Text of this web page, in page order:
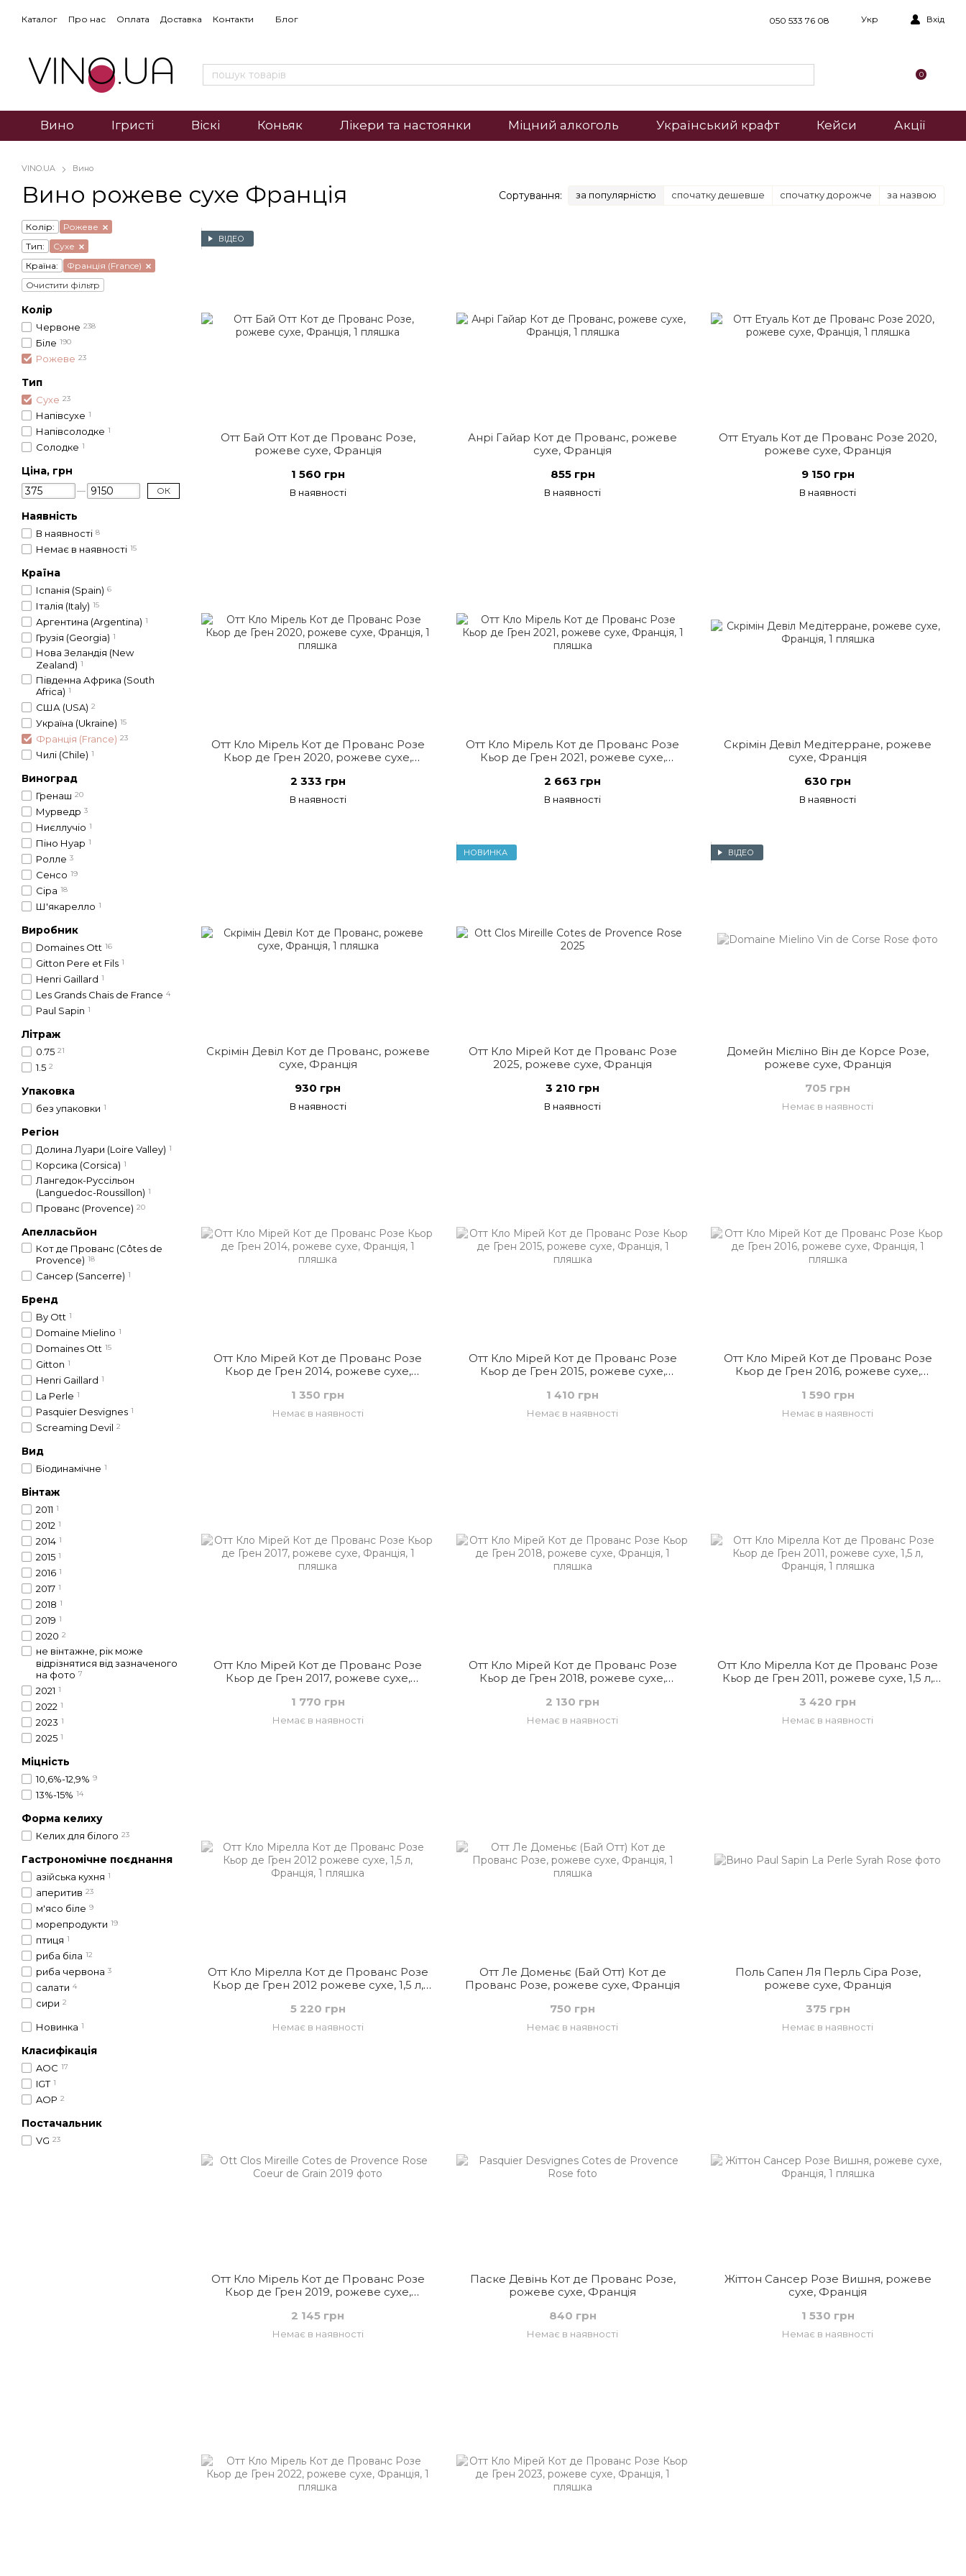
Каталог Про нас Оплата Доставка Контакти Блог 050 533 76 08 Укр Вхід
0
Вино Ігристі Віскі Коньяк Лікери та настоянки Міцний алкоголь Український крафт Кейси Акції
VINO.UA Вино
Вино рожеве сухе Франція Сортування: за популярністю спочатку дешевше спочатку дорожче за назвою
ВІДЕО
Отт Бай Отт Кот де Прованс Розе,
рожеве сухе, Франція
1 560 грн
В наявності
Анрі Гайар Кот де Прованс, рожеве
сухе, Франція
855 грн
В наявності
Отт Етуаль Кот де Прованс Розе 2020,
рожеве сухе, Франція
9 150 грн
В наявності
Отт Кло Мірель Кот де Прованс Розе
Кьор де Грен 2020, рожеве сухе,
2 333 грн
В наявності
Отт Кло Мірель Кот де Прованс Розе
Кьор де Грен 2021, рожеве сухе,
2 663 грн
В наявності
Скрімін Девіл Медітерране, рожеве
сухе, Франція
630 грн
В наявності
Скрімін Девіл Кот де Прованс, рожеве
сухе, Франція
930 грн
В наявності
НОВИНКА
Отт Кло Мірей Кот де Прованс Розе
2025, рожеве сухе, Франція
3 210 грн
В наявності
ВІДЕО
Домейн Мієліно Він де Корсе Розе,
рожеве сухе, Франція
705 грн
Немає в наявності
Отт Кло Мірей Кот де Прованс Розе
Кьор де Грен 2014, рожеве сухе,
1 350 грн
Немає в наявності
Отт Кло Мірей Кот де Прованс Розе
Кьор де Грен 2015, рожеве сухе,
1 410 грн
Немає в наявності
Отт Кло Мірей Кот де Прованс Розе
Кьор де Грен 2016, рожеве сухе,
1 590 грн
Немає в наявності
Отт Кло Мірей Кот де Прованс Розе
Кьор де Грен 2017, рожеве сухе,
1 770 грн
Немає в наявності
Отт Кло Мірей Кот де Прованс Розе
Кьор де Грен 2018, рожеве сухе,
2 130 грн
Немає в наявності
Отт Кло Мірелла Кот де Прованс Розе
Кьор де Грен 2011, рожеве сухе, 1,5 л,
3 420 грн
Немає в наявності
Отт Кло Мірелла Кот де Прованс Розе
Кьор де Грен 2012 рожеве сухе, 1,5 л,
5 220 грн
Немає в наявності
Отт Ле Доменьє (Бай Отт) Кот де
Прованс Розе, рожеве сухе, Франція
750 грн
Немає в наявності
Поль Сапен Ля Перль Сіра Розе,
рожеве сухе, Франція
375 грн
Немає в наявності
Отт Кло Мірель Кот де Прованс Розе
Кьор де Грен 2019, рожеве сухе,
2 145 грн
Немає в наявності
Паске Девінь Кот де Прованс Розе,
рожеве сухе, Франція
840 грн
Немає в наявності
Жіттон Сансер Розе Вишня, рожеве
сухе, Франція
1 530 грн
Немає в наявності
Колір:
Рожеве
Тип:
Сухе
Країна:
Франція (France)
Очистити фільтр
Колір
Червоне 238
Біле 190
Рожеве 23
Тип
Сухе 23
Напівсухе 1
Напівсолодке 1
Солодке 1
Ціна, грн
ОК
Наявність
В наявності 8
Немає в наявності 15
Країна
Іспанія (Spain) 6
Італія (Italy) 15
Аргентина (Argentina) 1
Грузія (Georgia) 1
Нова Зеландія (New
Zealand) 1
Південна Африка (South
Africa) 1
США (USA) 2
Україна (Ukraine) 15
Франція (France) 23
Чилі (Chile) 1
Виноград
Гренаш 20
Мурведр 3
Ниєллучіо 1
Піно Нуар 1
Ролле 3
Сенсо 19
Сіра 18
Ш'якарелло 1
Виробник
Domaines Ott 16
Gitton Pere et Fils 1
Henri Gaillard 1
Les Grands Chais de France 4
Paul Sapin 1
Літраж
0.75 21
1.5 2
Упаковка
без упаковки 1
Регіон
Долина Луари (Loire Valley) 1
Корсика (Corsica) 1
Лангедок-Русcільон
(Languedoc-Roussillon) 1
Прованс (Provence) 20
Апелласьйон
Кот де Прованс (Côtes de
Provence) 18
Сансер (Sancerre) 1
Бренд
By Ott 1
Domaine Mielino 1
Domaines Ott 15
Gitton 1
Henri Gaillard 1
La Perle 1
Pasquier Desvignes 1
Screaming Devil 2
Вид
Біодинамічне 1
Вінтаж
2011 1
2012 1
2014 1
2015 1
2016 1
2017 1
2018 1
2019 1
2020 2
не вінтажне, рік може
відрізнятися від зазначеного
на фото 7
2021 1
2022 1
2023 1
2025 1
Міцність
10,6%-12,9% 9
13%-15% 14
Форма келиху
Келих для білого 23
Гастрономічне поєднання
азійська кухня 1
аперитив 23
м'ясо біле 9
морепродукти 19
птиця 1
риба біла 12
риба червона 3
салати 4
сири 2
Новинка 1
Класифікація
AOC 17
IGT 1
AOP 2
Постачальник
VG 23